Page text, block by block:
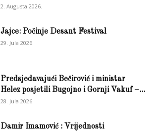
2. Augusta 2026.
Jajce: Počinje Desant Festival
29. Jula 2026.
Predsjedavajući Bečirović i ministar
Helez posjetili Bugojno i Gornji Vakuf –...
28. Jula 2026.
Damir Imamović : Vrijednosti